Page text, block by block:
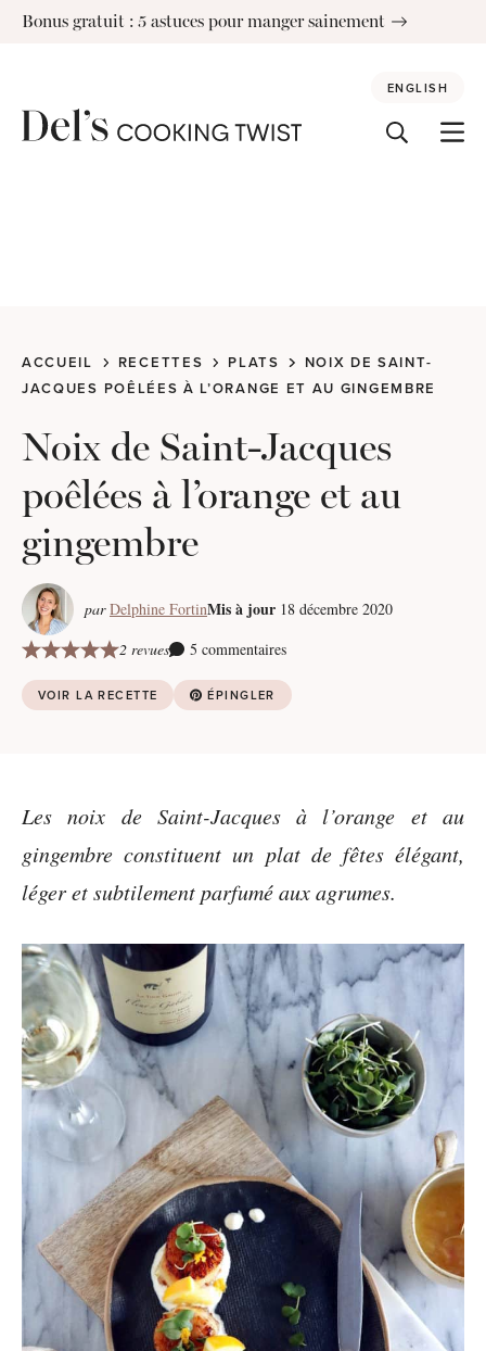
SkipBonus gratuit : 5 astuces pour manger sainement
ENGLISH
ACCUEIL RECETTES PLATS
NOIX DE SAINT-
JACQUES POÊLÉES À L’ORANGE ET AU GINGEMBRE
Noix de Saint-Jacques
poêlées à l’orange et au
gingembre
par Delphine FortinMis à jour 18 décembre 2020
2 revues
5 commentaires
VOIR LA RECETTE ÉPINGLER
Les noix de Saint-Jacques à l’orange et au
gingembre constituent un plat de fêtes élégant,
léger et subtilement parfumé aux agrumes.